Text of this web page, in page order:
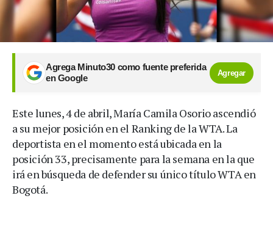
Agrega Minuto30 como fuente preferida
en Google
Agregar
Este lunes, 4 de abril, María Camila Osorio ascendió
a su mejor posición en el Ranking de la WTA. La
deportista en el momento está ubicada en la
posición 33, precisamente para la semana en la que
irá en búsqueda de defender su único título WTA en
Bogotá.